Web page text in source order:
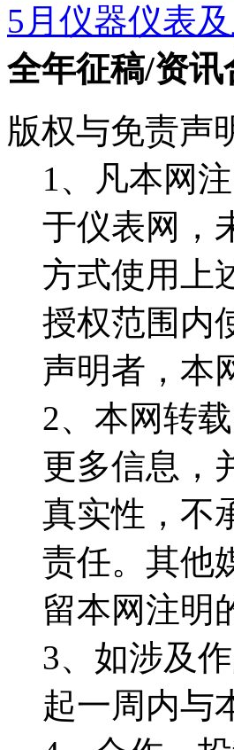
5月仪器仪表
全年征稿/资讯
版权与免责声
1、凡本网
于仪表网，
方式使用上
授权范围内
声明者，本
2、本网转
更多信息，
真实性，不
责任。其他
留本网注明
3、如涉及
起一周内与